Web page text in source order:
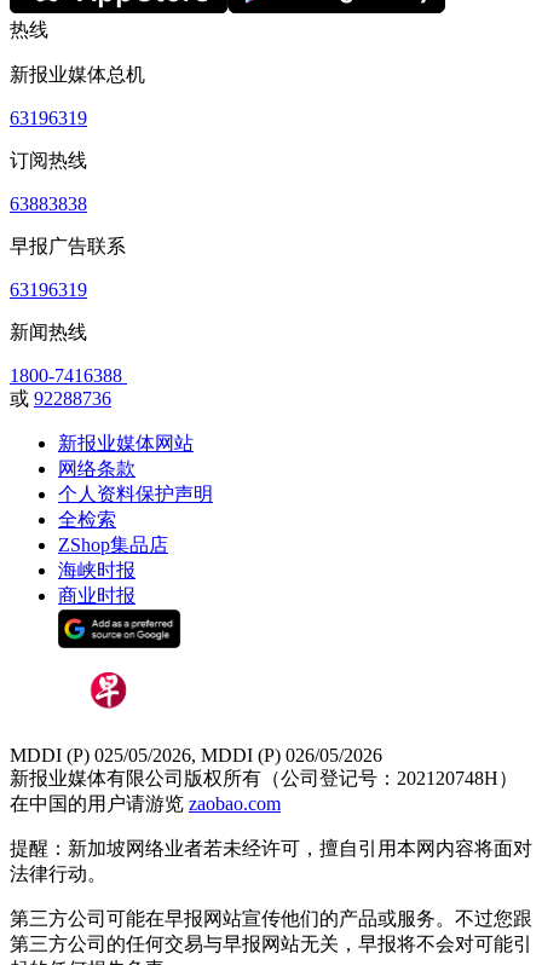
热线
新报业媒体总机
63196319
订阅热线
63883838
早报广告联系
63196319
新闻热线
1800-7416388
或 92288736
新报业媒体网站
网络条款
个人资料保护声明
全检索
ZShop集品店
海峡时报
商业时报
MDDI (P) 025/05/2026, MDDI (P) 026/05/2026
新报业媒体有限公司版权所有（公司登记号：202120748H）
在中国的用户请游览 zaobao.com
提醒：新加坡网络业者若未经许可，擅自引用本网内容将面对
法律行动。
第三方公司可能在早报网站宣传他们的产品或服务。不过您跟
第三方公司的任何交易与早报网站无关，早报将不会对可能引